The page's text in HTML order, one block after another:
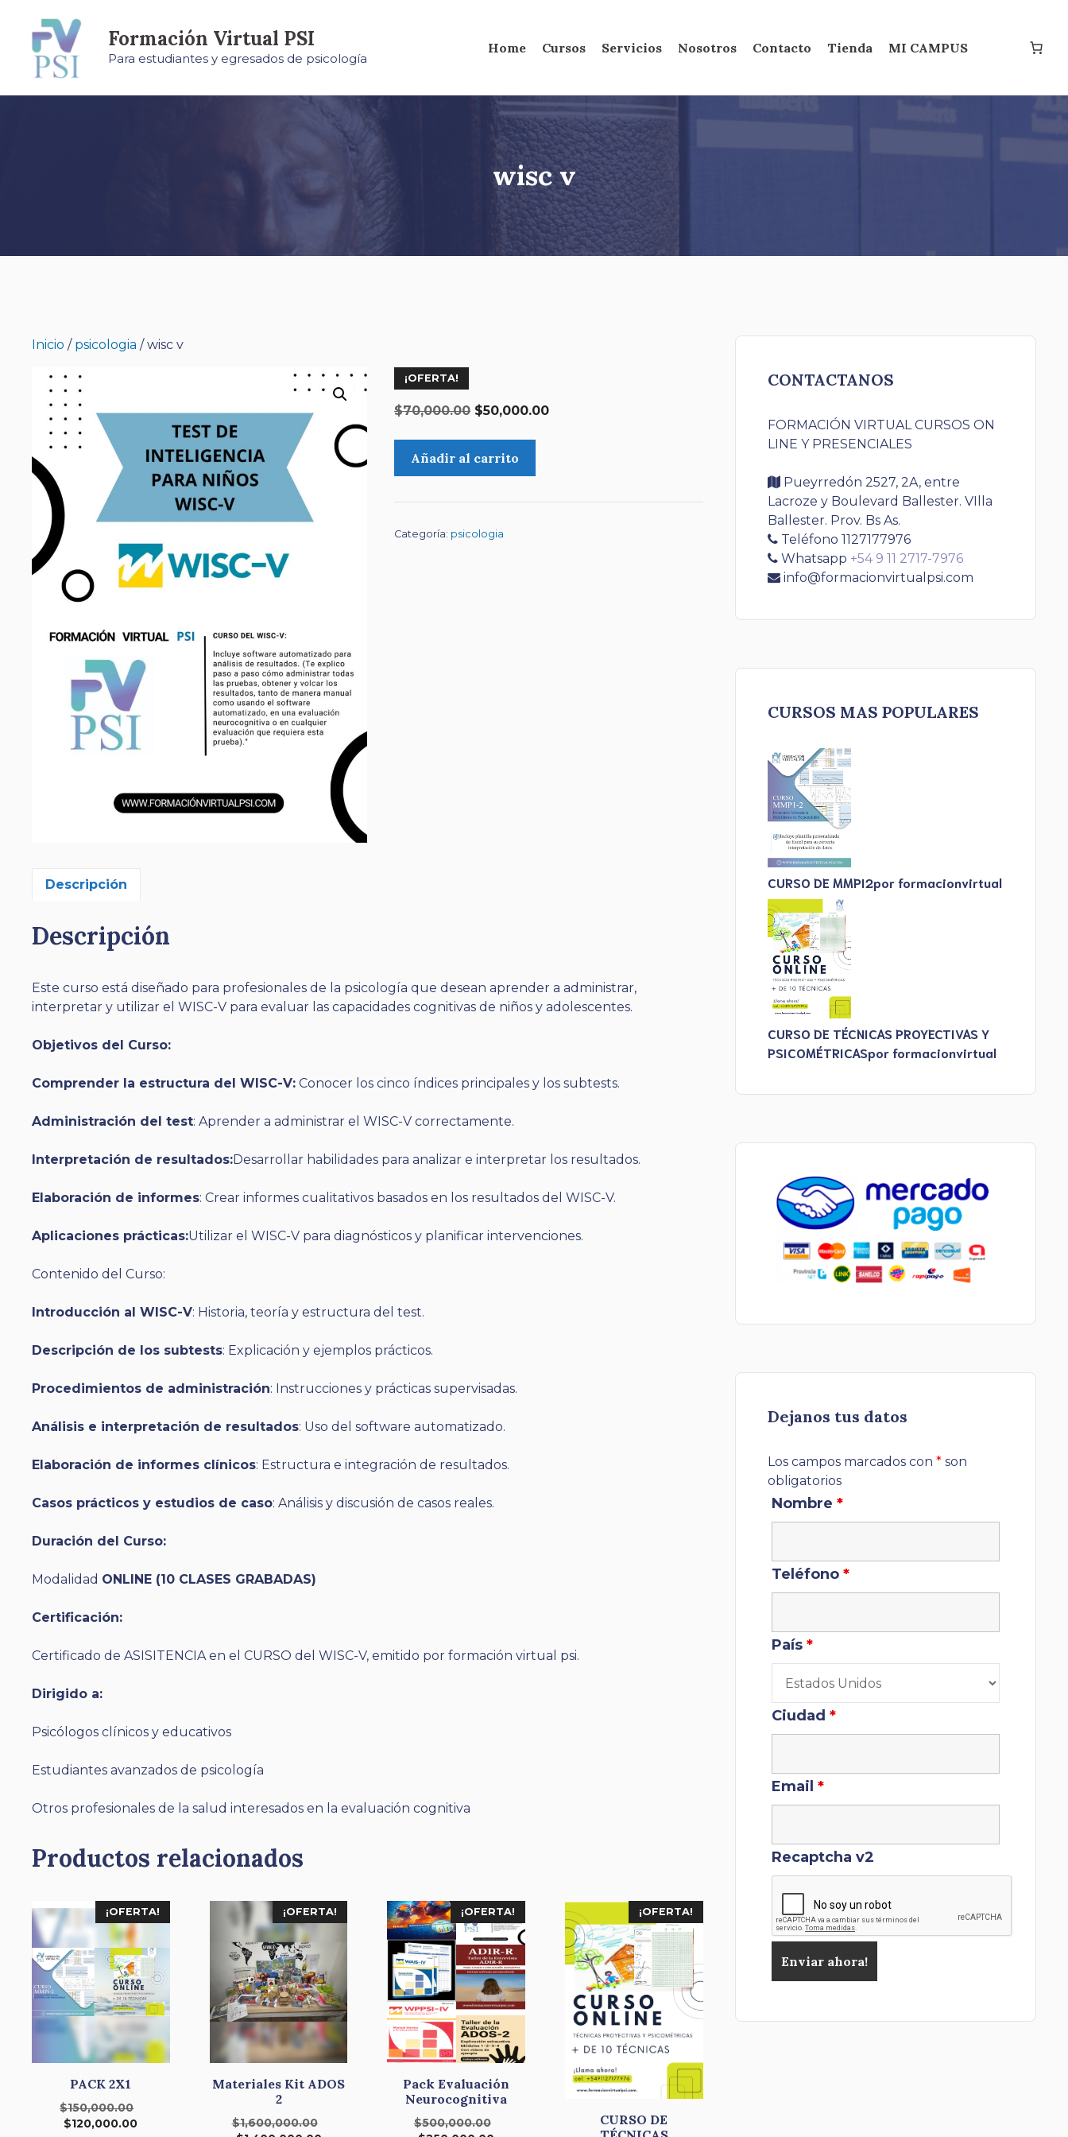
contenido
Formación Virtual PSI
Para estudiantes y egresados de psicología
Home Cursos Servicios Nosotros Contacto Tienda MI CAMPUS
wisc v
Inicio / psicologia / wisc v
¡OFERTA!
$70,000.00 El
era:
$50,000.00El
Añadir al carrito
Categoría: psicologia
Descripción
Descripción
Este curso está diseñado para profesionales de la psicología que desean aprender a administrar,
interpretar y utilizar el WISC-V para evaluar las capacidades cognitivas de niños y adolescentes.
Objetivos del Curso:
Comprender la estructura del WISC-V: Conocer los cinco índices principales y los subtests.
Administración del test: Aprender a administrar el WISC-V correctamente.
Interpretación de resultados:Desarrollar habilidades para analizar e interpretar los resultados.
Elaboración de informes: Crear informes cualitativos basados en los resultados del WISC-V.
Aplicaciones prácticas:Utilizar el WISC-V para diagnósticos y planificar intervenciones.
Contenido del Curso:
Introducción al WISC-V: Historia, teoría y estructura del test.
Descripción de los subtests: Explicación y ejemplos prácticos.
Procedimientos de administración: Instrucciones y prácticas supervisadas.
Análisis e interpretación de resultados: Uso del software automatizado.
Elaboración de informes clínicos: Estructura e integración de resultados.
Casos prácticos y estudios de caso: Análisis y discusión de casos reales.
Duración del Curso:
Modalidad ONLINE (10 CLASES GRABADAS)
Certificación:
Certificado de ASISITENCIA en el CURSO del WISC-V, emitido por formación virtual psi.
Dirigido a:
Psicólogos clínicos y educativos
Estudiantes avanzados de psicología
Otros profesionales de la salud interesados en la evaluación cognitiva
Productos relacionados
¡OFERTA!
PACK 2X1
$150,000.00
$120,000.00El
¡OFERTA!
Materiales Kit ADOS
2
$1,600,000.00
¡OFERTA!
Pack Evaluación
Neurocognitiva
$500,000.00
¡OFERTA!
CURSO DE
CONTACTANOS
FORMACIÓN VIRTUAL CURSOS ON
LINE Y PRESENCIALES
Pueyrredón 2527, 2A, entre
Lacroze y Boulevard Ballester. VIlla
Ballester. Prov. Bs As.
Teléfono 1127177976
Whatsapp +54 9 11 2717-7976
info@formacionvirtualpsi.com
CURSOS MAS POPULARES
CURSO DE MMPI2por formacionvirtual
CURSO DE TÉCNICAS PROYECTIVAS Y
PSICOMÉTRICASpor formacionvirtual
Dejanos tus datos
Los campos marcados con *son
obligatorios
Nombre *
Teléfono *
País *
Ciudad *
Email *
Recaptcha v2